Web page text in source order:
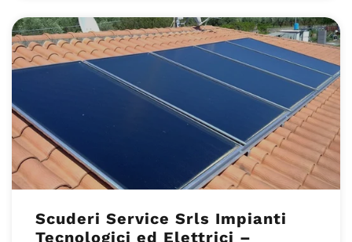
Scuderi Service Srls Impianti
Tecnologici ed Elettrici –